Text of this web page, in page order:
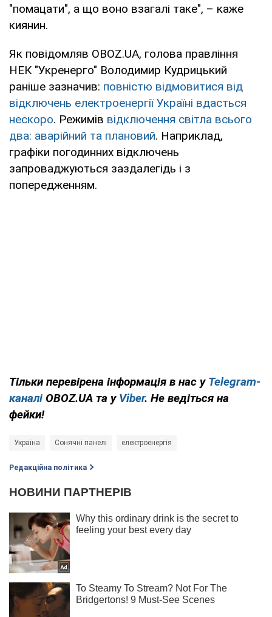
"помацати", а що воно взагалі таке", – каже
киянин.
Як повідомляв OBOZ.UA, голова правління
НЕК "Укренерго" Володимир Кудрицький
раніше зазначив: повністю відмовитися від
відключень електроенергії Україні вдасться
нескоро. Режимів відключення світла всього
два: аварійний та плановий. Наприклад,
графіки погодинних відключень
запроваджуються заздалегідь і з
попередженням.
Тільки перевірена інформація в нас у Telegram-
каналі OBOZ.UA та у Viber. Не ведіться на
фейки!
Україна Сонячні панелі електроенергія
Редакційна політика